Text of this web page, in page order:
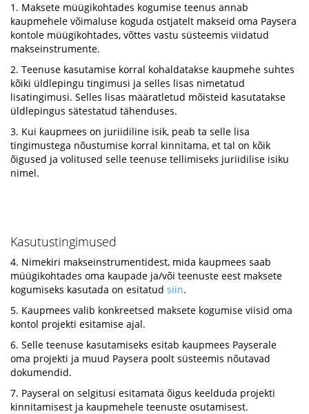
1. Maksete müügikohtades kogumise teenus annab
kaupmehele võimaluse koguda ostjatelt makseid oma Paysera
kontole müügikohtades, võttes vastu süsteemis viidatud
makseinstrumente.
2. Teenuse kasutamise korral kohaldatakse kaupmehe suhtes
kõiki üldlepingu tingimusi ja selles lisas nimetatud
lisatingimusi. Selles lisas määratletud mõisteid kasutatakse
üldlepingus sätestatud tähenduses.
3. Kui kaupmees on juriidiline isik, peab ta selle lisa
tingimustega nõustumise korral kinnitama, et tal on kõik
õigused ja volitused selle teenuse tellimiseks juriidilise isiku
nimel.
Kasutustingimused
4. Nimekiri makseinstrumentidest, mida kaupmees saab
müügikohtades oma kaupade ja/või teenuste eest maksete
kogumiseks kasutada on esitatud siin.
5. Kaupmees valib konkreetsed maksete kogumise viisid oma
kontol projekti esitamise ajal.
6. Selle teenuse kasutamiseks esitab kaupmees Payserale
oma projekti ja muud Paysera poolt süsteemis nõutavad
dokumendid.
7. Payseral on selgitusi esitamata õigus keelduda projekti
kinnitamisest ja kaupmehele teenuste osutamisest.